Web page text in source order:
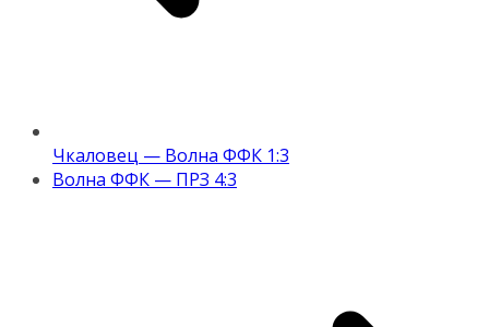
Чкаловец — Волна ФФК 1:3
Волна ФФК — ПРЗ 4:3